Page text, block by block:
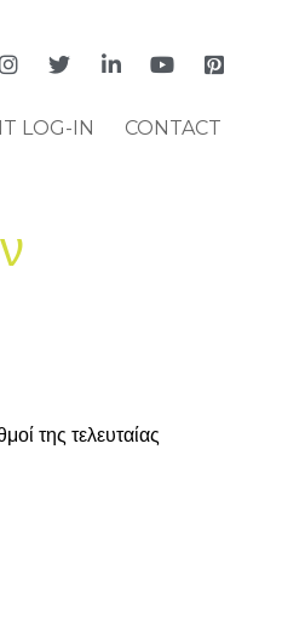
LOG-IN CONTACT
της τελευταίας